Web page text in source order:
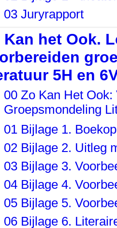
03 Juryrapport
Kan het Ook.
5H en
00 Zo Kan Het
Groepsmondeling
01 Bijlage 1.
02 Bijlage 2. Uitleg
03 Bijlage 3.
04 Bijlage 4.
05 Bijlage 5.
06 Bijlage 6.